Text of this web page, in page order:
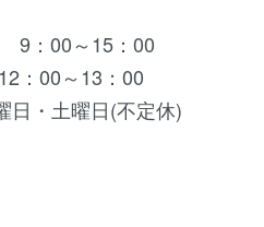
9：00～15：00
：00～13：00
日・土曜日(不定休)